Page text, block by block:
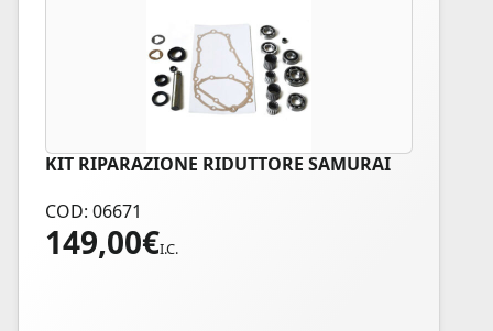
KIT RIPARAZIONE RIDUTTORE SAMURAI
COD: 06671
149,00€I.C.